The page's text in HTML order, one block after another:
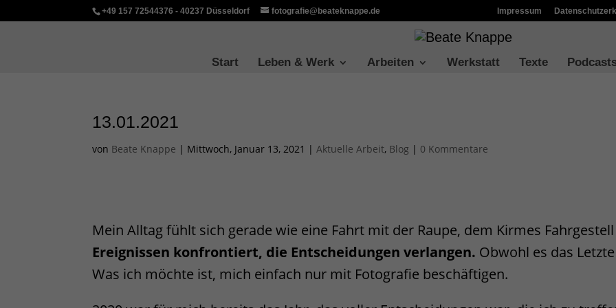
+49 157 72544376 - 40237 Düsseldorf fotografie@beateknappe.de Impressum
Start Leben & Werk Arbeiten Werkstatt Texte
13.01.2021
von Beate Knappe | Mittwoch, Januar 13, 2021 |Aktuelle Arbeit, Blog | 0 Kommentare
Mein Alltag fühlt sich gerade wie eine Fahrt mit der Raupe, dem Kirmes
Ereignissen konfrontiert, die Entscheidungen verlangen. Obwohl es das
Was ich möchte ist, mich einfach nur mit Fotografie beschäftigen.